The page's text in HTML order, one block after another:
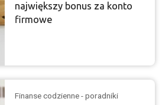
największy bonus za konto
firmowe
Finanse codzienne - poradniki